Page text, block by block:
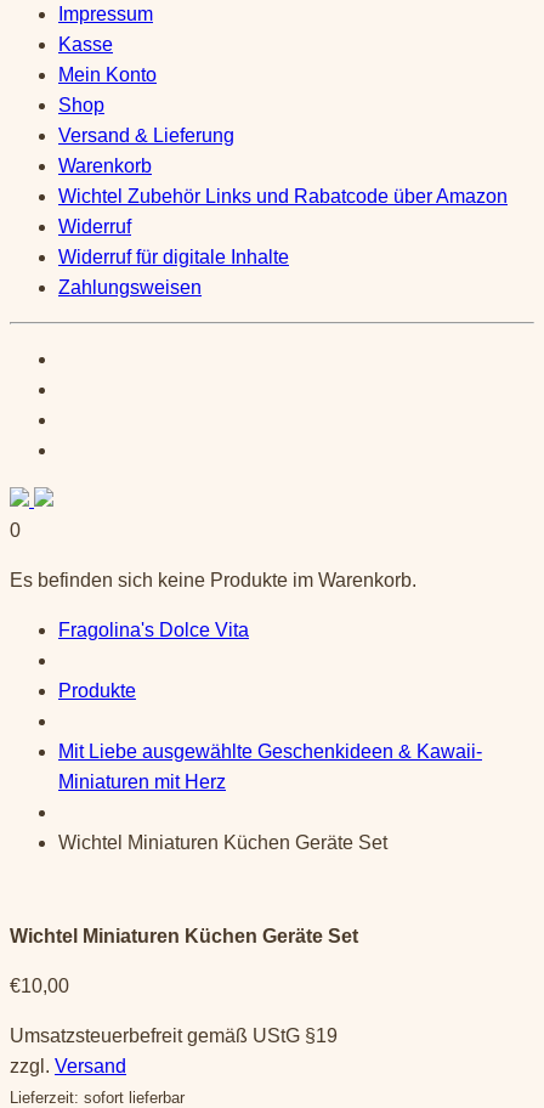
Impressum
Kasse
Mein Konto
Shop
Versand & Lieferung
Warenkorb
Wichtel Zubehör Links und Rabatcode über Amazon
Widerruf
Widerruf für digitale Inhalte
Zahlungsweisen
0
Es befinden sich keine Produkte im Warenkorb.
Fragolina's Dolce Vita
Produkte
Mit Liebe ausgewählte Geschenkideen & Kawaii-
Miniaturen mit Herz
Wichtel Miniaturen Küchen Geräte Set
Wichtel Miniaturen Küchen Geräte Set
€10,00
Umsatzsteuerbefreit gemäß UStG §19
zzgl. Versand
Lieferzeit: sofort lieferbar